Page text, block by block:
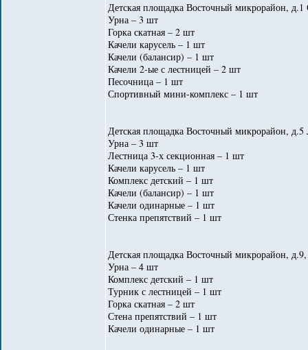
Детская площадка Восточный микрорайон, д.1
Урна – 3 шт
Горка скатная – 2 шт
Качели карусель – 1 шт
Качели (балансир) – 1 шт
Качели 2-ые с лестницей – 2 шт
Песочница – 1 шт
Спортивный мини-комплекс – 1 шт
Детская площадка Восточный микрорайон,
Урна – 3 шт
Лестница 3-х секционная – 1 шт
Качели карусель – 1 шт
Комплекс детский – 1 шт
Качели (балансир) – 1 шт
Качели одинарные – 1 шт
Стенка препятствий – 1 шт
Детская площадка Восточный микрорайон,
Урна – 4 шт
Комплекс детский – 1 шт
Турник с лестницей – 1 шт
Горка скатная – 2 шт
Стена препятствий – 1 шт
Качели одинарные – 1 шт